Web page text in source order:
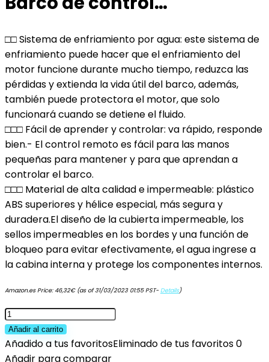
□□ Sistema de enfriamiento por agua: este sistema de
enfriamiento puede hacer que el enfriamiento del
motor funcione durante mucho tiempo, reduzca las
pérdidas y extienda la vida útil del barco, además,
también puede protectora el motor, que solo
funcionará cuando se detiene el fluido.
□□□ Fácil de aprender y controlar: va rápido, responde
bien.- El control remoto es fácil para las manos
pequeñas para mantener y para que aprendan a
controlar el barco.
□□□ Material de alta calidad e impermeable: plástico
ABS superiores y hélice especial, más segura y
duradera.El diseño de la cubierta impermeable, los
sellos impermeables en los bordes y una función de
bloqueo para evitar efectivamente, el agua ingrese a
la cabina interna y protege los componentes internos.
Amazon.es Price: 46,32€(as of 31/03/2023 01:55 PST-Details)
MUMUMI
1/47
Escala
de
Añadir al carrito
Añadido a tus favoritosEliminado de tus favoritos0
Añadir para comparar